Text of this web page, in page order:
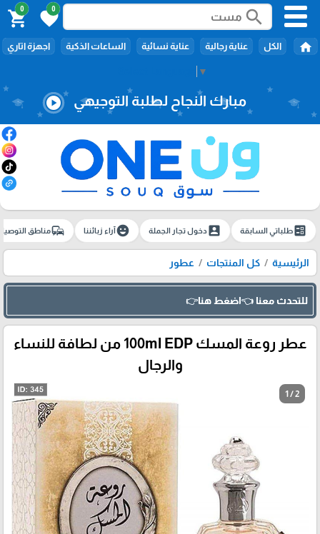
▼
search
0
favorite
0
shopping_cart
home الكل عناية رجالية عناية نسائية الساعات الذكية اجهزة اتاري
مبارك النجاح لطلبة التوجيهي play_circle
ballotطلباتي السابقة account_boxدخول تجار الجملة emoji_emotionsآراء زبائننا commuteمناطق
الرئيسية كل المنتجات عطور
للتحدث معنا 👈اضغط هنا👉
عطر روعة المسك 100ml EDP من لطافة للنساء
والرجال
1 / 2